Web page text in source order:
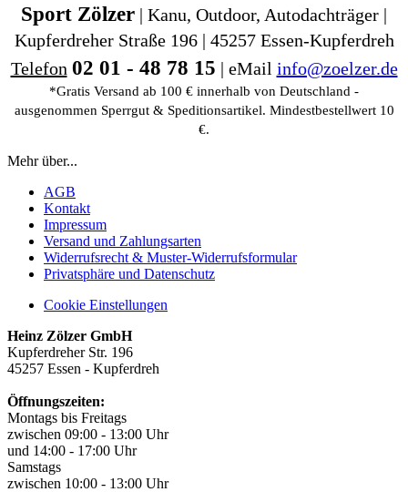
Sport Zölzer | Kanu, Outdoor, Autodachträger |
Kupferdreher Straße 196 | 45257 Essen-Kupferdreh
Telefon 02 01 - 48 78 15 | eMail info@zoelzer.de
*Gratis Versand ab 100 € innerhalb von Deutschland -
ausgenommen Sperrgut & Speditionsartikel. Mindestbestellwert 10
€.
Mehr über...
AGB
Kontakt
Impressum
Versand und Zahlungsarten
Widerrufsrecht & Muster-Widerrufsformular
Privatsphäre und Datenschutz
Cookie Einstellungen
Heinz Zölzer GmbH
Kupferdreher Str. 196
45257 Essen - Kupferdreh
Öffnungszeiten:
Montags bis Freitags
zwischen 09:00 - 13:00 Uhr
und 14:00 - 17:00 Uhr
Samstags
zwischen 10:00 - 13:00 Uhr